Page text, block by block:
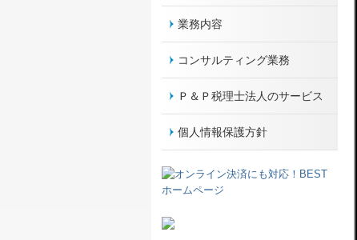
業務内容
コンサルティング業務
Ｐ＆Ｐ税理士法人のサービス
個人情報保護方針